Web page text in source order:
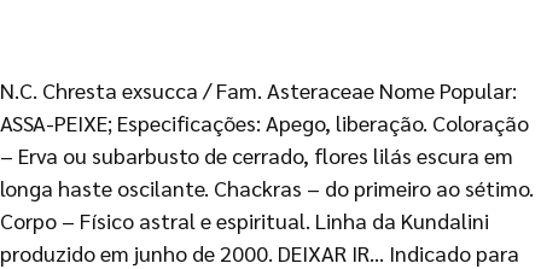
N.C. Chresta exsucca / Fam. Asteraceae Nome Popular:
ASSA-PEIXE; Especificações: Apego, liberação. Coloração
– Erva ou subarbusto de cerrado, flores lilás escura em
longa haste oscilante. Chackras – do primeiro ao sétimo.
Corpo – Físico astral e espiritual. Linha da Kundalini
produzido em junho de 2000. DEIXAR IR… Indicado para